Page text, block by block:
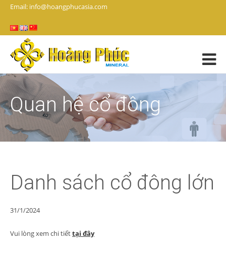
Email: info@hoangphucasia.com
Quan hệ cổ đông
Danh sách cổ đông lớn
31/1/2024
Vui lòng xem chi tiếttại đây